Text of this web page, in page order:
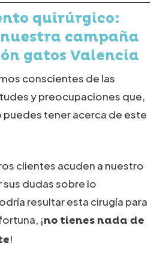
quirúrgico:
campaña
gatos Valencia
conscientes de las
y preocupaciones que,
tener acerca de este
clientes acuden a nuestro
dudas sobre lo
resultar esta cirugía para
¡no tienes nada de
!